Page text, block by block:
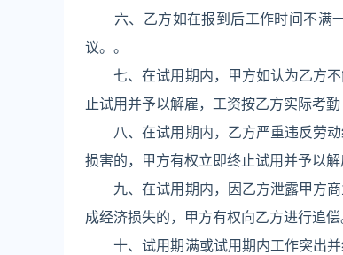
六、乙方如在报到后工作时间不满一
议。。
七、在试用期内，甲方如认为乙方不
止试用并予以解雇，工资按乙方实际考
八、在试用期内，乙方严重违反劳动
损害的，甲方有权立即终止试用并予以
九、在试用期内，因乙方泄露甲方商
成经济损失的，甲方有权向乙方进行追偿
十、试用期满或试用期内工作突出并